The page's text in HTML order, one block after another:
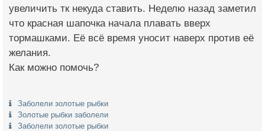
увеличить тк некуда ставить. Неделю назад заметил
что красная шапочка начала плавать вверх
тормашками. Её всё время уносит наверх против её
желания.
Как можно помочь?
Заболели золотые рыбки
Золотые рыбки заболели
Заболели золотые рыбки